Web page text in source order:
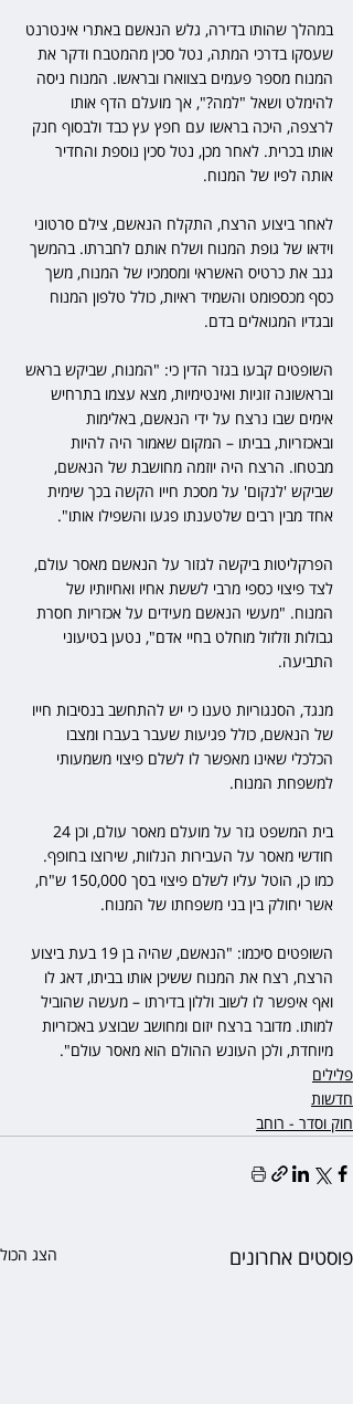
במהלך שהותו בדירה, גלש הנאשם באתרי אינטרנט
שעסקו בדרכי המתה, נטל סכין מהמטבח ודקר את
המנוח מספר פעמים בצווארו ובראשו. המנוח ניסה
להימלט ושאל "למה?", אך מועלם הדף אותו
לרצפה, היכה בראשו עם חפץ עץ כבד ולבסוף חנק
אותו בכרית. לאחר מכן, נטל סכין נוספת והחדיר
אותה לפיו של המנוח.
לאחר ביצוע הרצח, התקלח הנאשם, צילם סרטוני
וידאו של גופת המנוח ושלח אותם לחברתו. בהמשך
גנב את כרטיס האשראי ומסמכיו של המנוח, משך
כסף מכספומט והשמיד ראיות, כולל טלפון המנוח
ובגדיו המגואלים בדם.
השופטים קבעו בגזר הדין כי: "המנוח, שביקש בראש
ובראשונה זוגיות ואינטימיות, מצא עצמו בתרחיש
אימים שבו נרצח על ידי הנאשם, באלימות
ובאכזריות, בביתו – המקום שאמור היה להיות
מבטחו. הרצח היה יוזמה מחושבת של הנאשם,
שביקש 'לנקום' על מסכת חייו הקשה בכך שימית
אחד מבין רבים שלטענתו פגעו והשפילו אותו".
הפרקליטות ביקשה לגזור על הנאשם מאסר עולם,
לצד פיצוי כספי מרבי לששת אחיו ואחיותיו של
המנוח. "מעשי הנאשם מעידים על אכזריות חסרת
גבולות וזלזול מוחלט בחיי אדם", נטען בטיעוני
התביעה.
מנגד, הסנגוריות טענו כי יש להתחשב בנסיבות חייו
של הנאשם, כולל פגיעות שעבר בעברו ומצבו
הכלכלי שאינו מאפשר לו לשלם פיצוי משמעותי
למשפחת המנוח.
חודשי מאסר על העבירות הנלוות, שירוצו בחופף.
כמו כן, הוטל עליו לשלם פיצוי בסך 150,000 ש"ח,
אשר יחולק בין בני משפחתו של המנוח.
השופטים סיכמו: "הנאשם, שהיה בן 19 בעת ביצוע
הרצח, רצח את המנוח ששיכן אותו בביתו, דאג לו
ואף איפשר לו לשוב וללון בדירתו – מעשה שהוביל
למותו. מדובר ברצח יזום ומחושב שבוצע באכזריות
מיוחדת, ולכן העונש ההולם הוא מאסר עולם".
פלילים
חדשות
חוק וסדר - רוחב
פוסטים אחרונים הצג הכול